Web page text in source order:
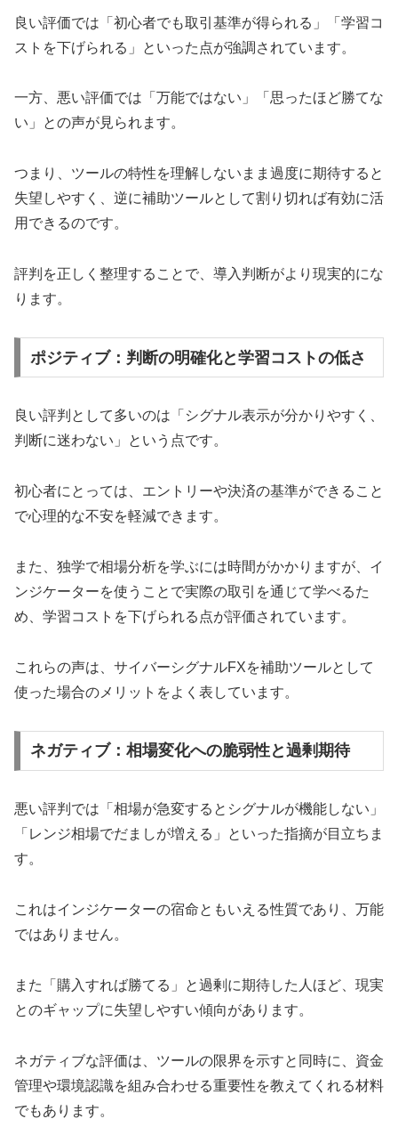
良い評価では「初心者でも取引基準が得られる」「学習コ
ストを下げられる」といった点が強調されています。
一方、悪い評価では「万能ではない」「思ったほど勝てな
い」との声が見られます。
つまり、ツールの特性を理解しないまま過度に期待すると
失望しやすく、逆に補助ツールとして割り切れば有効に活
用できるのです。
評判を正しく整理することで、導入判断がより現実的にな
ります。
ポジティブ：判断の明確化と学習コストの低さ
良い評判として多いのは「シグナル表示が分かりやすく、
判断に迷わない」という点です。
初心者にとっては、エントリーや決済の基準ができること
で心理的な不安を軽減できます。
また、独学で相場分析を学ぶには時間がかかりますが、イ
ンジケーターを使うことで実際の取引を通じて学べるた
め、学習コストを下げられる点が評価されています。
これらの声は、サイバーシグナルFXを補助ツールとして
使った場合のメリットをよく表しています。
ネガティブ：相場変化への脆弱性と過剰期待
悪い評判では「相場が急変するとシグナルが機能しない」
「レンジ相場でだましが増える」といった指摘が目立ちま
す。
これはインジケーターの宿命ともいえる性質であり、万能
ではありません。
また「購入すれば勝てる」と過剰に期待した人ほど、現実
とのギャップに失望しやすい傾向があります。
ネガティブな評価は、ツールの限界を示すと同時に、資金
管理や環境認識を組み合わせる重要性を教えてくれる材料
でもあります。